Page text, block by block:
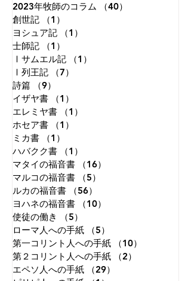
2023年牧師のコラム
（40）
創世記
（1）
ヨシュア記
（1）
士師記
（1）
Ⅰサムエル記
（1）
Ⅰ列王記
（7）
詩篇
（9）
イザヤ書
（1）
エレミヤ書
（1）
ホセア書
（1）
ミカ書
（1）
ハバクク書
（1）
マタイの福音書
（16）
マルコの福音書
（5）
ルカの福音書
（56）
ヨハネの福音書
（10）
使徒の働き
（5）
ローマ人への手紙
（5）
第一コリント人への手紙
（10）
第２コリント人への手紙
（2）
エペソ人への手紙
（29）